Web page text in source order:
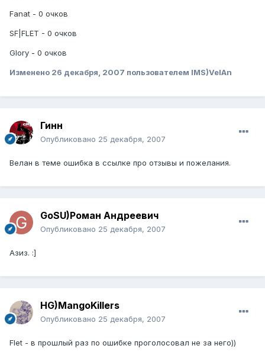
Fanat - 0 очков
SF|FLET - 0 очков
Glory - 0 очков
Изменено 26 декабря, 2007 пользователем IMS)VelAn
Гинн
Опубликовано 25 декабря, 2007
Велан в теме ошибка в ссылке про отзывы и пожелания.
GoSU)Роман Андреевич
Опубликовано 25 декабря, 2007
Азиз. :]
HG)MangoKillers
Опубликовано 25 декабря, 2007
Flet - в прошлый раз по ошибке проголосовал не за него))